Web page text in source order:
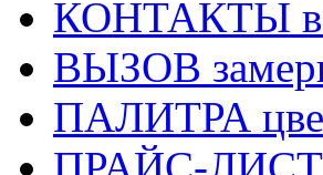
КОНТАКТЫ в
ВЫЗОВ
ПАЛИТРА